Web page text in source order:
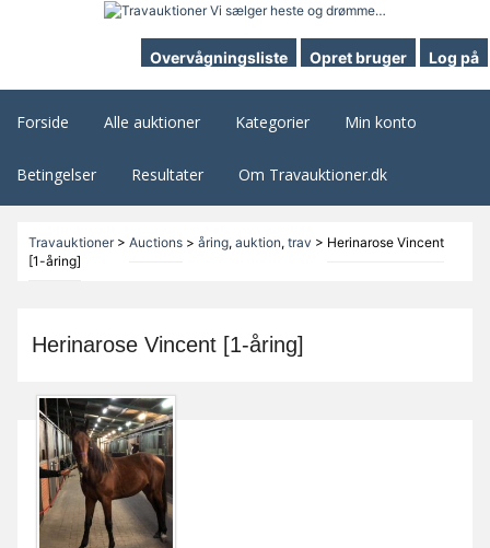
Overvågningsliste Opret bruger Log på
Forside Alle auktioner Kategorier Min konto
Betingelser Resultater Om Travauktioner.dk
Travauktioner> Auctions> åring, auktion, trav > Herinarose Vincent
[1-åring]
Herinarose Vincent [1-åring]